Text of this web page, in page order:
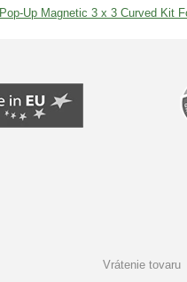
Pop-Up Magnetic 3 x 3 Curved Kit
Vrátenie tovaru